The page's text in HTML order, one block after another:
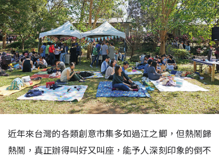
近年來台灣的各類創意市集多如過江之鯽，但熱鬧歸
熱鬧，真正辦得叫好又叫座，能予人深刻印象的倒不